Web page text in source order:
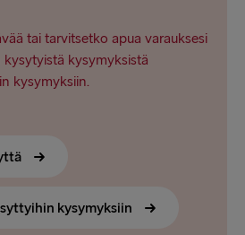
tai tarvitsetko apua varauksesi
kysytyistä kysymyksistä
kysymyksiin.
kysymyksiin